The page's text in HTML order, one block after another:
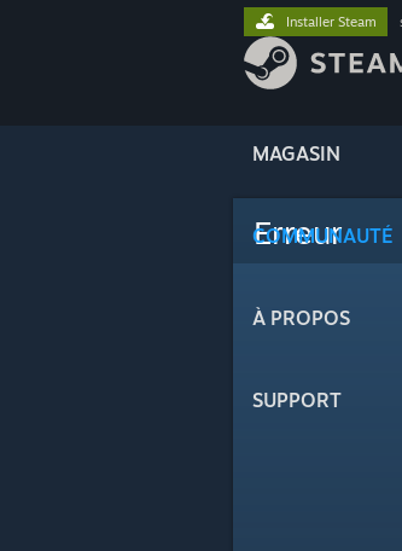
MAGASIN
COMMUNAUTÉ
À PROPOS
SUPPORT
Installer Steam
Erreur